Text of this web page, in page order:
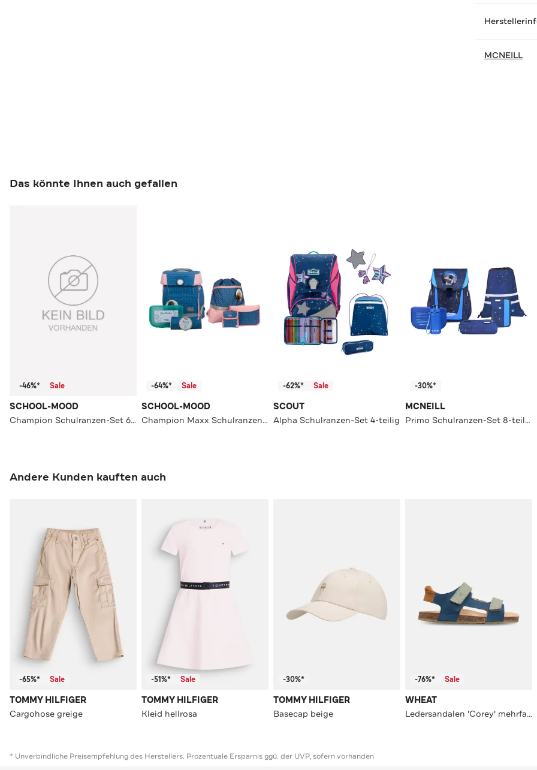
MCNEILL
Das könnte Ihnen auch gefallen
-46%* Sale
SCHOOL-MOOD
Champion Schulranzen-Set 6-Teilig Modell 2026
-64%* Sale
SCHOOL-MOOD
Champion Maxx Schulranzen-Set
-62%* Sale
SCOUT
Alpha Schulranzen-Set 4-teilig
-30%*
MCNEILL
Primo Schulranzen-Set 8-teilig
Andere Kunden kauften auch
-65%* Sale
TOMMY HILFIGER
Cargohose greige
-51%* Sale
TOMMY HILFIGER
Kleid hellrosa
-30%*
TOMMY HILFIGER
Basecap beige
-76%* Sale
WHEAT
Ledersandalen 'Corey' mehrfarbig
* Unverbindliche Preisempfehlung des Herstellers. Prozentuale Ersparnis ggü. der UVP, sofern vorhanden